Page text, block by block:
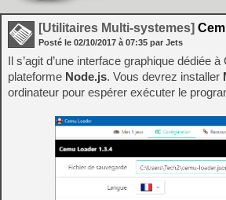
[Utilitaires Multi-systemes]
Posté le 02/10/2017 à 07:35 par Jets
Il s’agit d’une interface graphique dédiée
plateforme Node.js. Vous devrez installer
ordinateur pour espérer exécuter le